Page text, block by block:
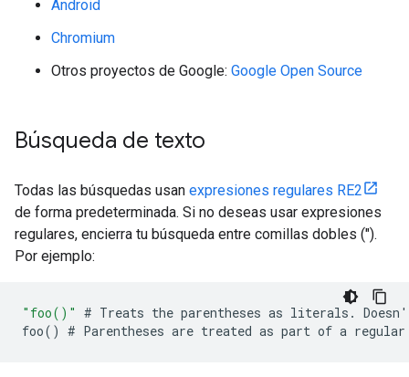
Android
Chromium
Otros proyectos de Google: Google Open Source
Búsqueda de texto
Todas las búsquedas usan expresiones regulares RE2
de forma predeterminada. Si no deseas usar expresiones
regulares, encierra tu búsqueda entre comillas dobles (").
Por ejemplo:
"foo()" # Treats the parentheses as literals . Doesn '
foo() # Parentheses are treated as part of a regular